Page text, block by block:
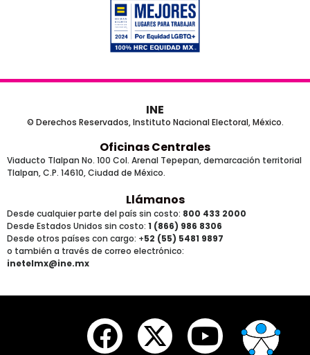
INE
© Derechos Reservados, Instituto Nacional Electoral, México.
Oficinas Centrales
Viaducto Tlalpan No. 100 Col. Arenal Tepepan, demarcación territorial
Tlalpan, C.P. 14610, Ciudad de México.
Llámanos
Desde cualquier parte del país sin costo: 800 433 2000
Desde Estados Unidos sin costo: 1 (866) 986 8306
Desde otros países con cargo: +52 (55) 5481 9897
o también a través de correo electrónico:
inetelmx@ine.mx